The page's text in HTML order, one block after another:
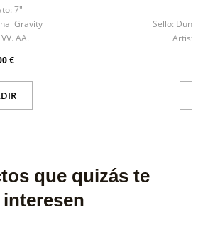
7"
Gravity
VV. AA.
€
Sello:
Artista:
que quizás te
interesen